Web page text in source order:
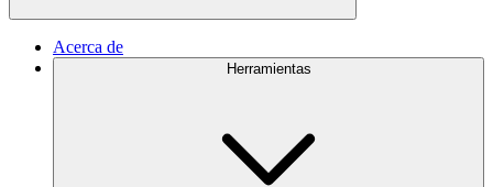
Acerca de
Herramientas